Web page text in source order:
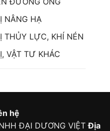
NÂNG HẠ
THỦY LỰC, KHÍ NÉN
VẬT TƯ KHÁC
hệ
ĐẠI DƯƠNG VIỆTĐịa